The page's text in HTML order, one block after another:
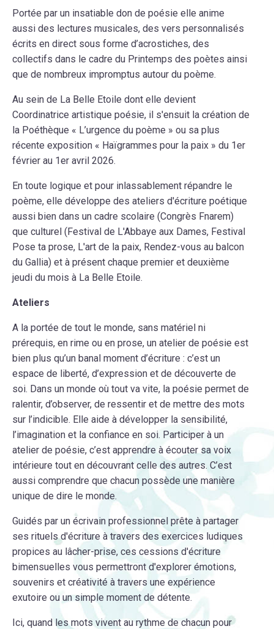
Portée par un insatiable don de poésie elle anime
aussi des lectures musicales, des vers personnalisés
écrits en direct sous forme d’acrostiches, des
collectifs dans le cadre du Printemps des poètes ainsi
que de nombreux impromptus autour du poème.
Au sein de La Belle Etoile dont elle devient
Coordinatrice artistique poésie, il s'ensuit la création de
la Poéthèque « L’urgence du poème » ou sa plus
récente exposition « Haïgrammes pour la paix » du 1er
février au 1er avril 2026.
En toute logique et pour inlassablement répandre le
poème, elle développe des ateliers d'écriture poétique
aussi bien dans un cadre scolaire (Congrès Fnarem)
que culturel (Festival de L'Abbaye aux Dames, Festival
Pose ta prose, L'art de la paix, Rendez-vous au balcon
du Gallia) et à présent chaque premier et deuxième
jeudi du mois à La Belle Etoile.
Ateliers
A la portée de tout le monde, sans matériel ni
prérequis, en rime ou en prose, un atelier de poésie est
bien plus qu’un banal moment d’écriture : c’est un
espace de liberté, d’expression et de découverte de
soi. Dans un monde où tout va vite, la poésie permet de
ralentir, d’observer, de ressentir et de mettre des mots
sur l’indicible. Elle aide à développer la sensibilité,
l’imagination et la confiance en soi. Participer à un
atelier de poésie, c’est apprendre à écouter sa voix
intérieure tout en découvrant celle des autres. C’est
aussi comprendre que chacun possède une manière
unique de dire le monde.
Guidés par un écrivain professionnel prête à partager
ses rituels d'écriture à travers des exercices ludiques
propices au lâcher-prise, ces cessions d'écriture
bimensuelles vous permettront d'explorer émotions,
souvenirs et créativité à travers une expérience
exutoire ou un simple moment de détente.
Ici, quand les mots vivent au rythme de chacun pour